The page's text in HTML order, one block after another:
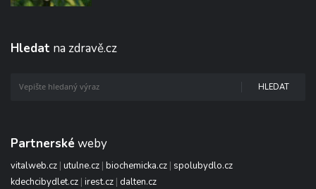
Hledat na zdravě.cz
HLEDAT
Partnerské weby
vitalweb.cz | utulne.cz | biochemicka.cz | spolubydlo.cz
kdechcibydlet.cz | irest.cz | dalten.cz